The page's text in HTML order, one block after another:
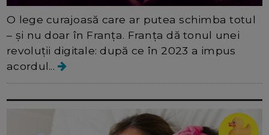
O lege curajoasă care ar putea schimba totul
– și nu doar în Franța. Franța dă tonul unei
revoluții digitale: după ce în 2023 a impus
acordul...